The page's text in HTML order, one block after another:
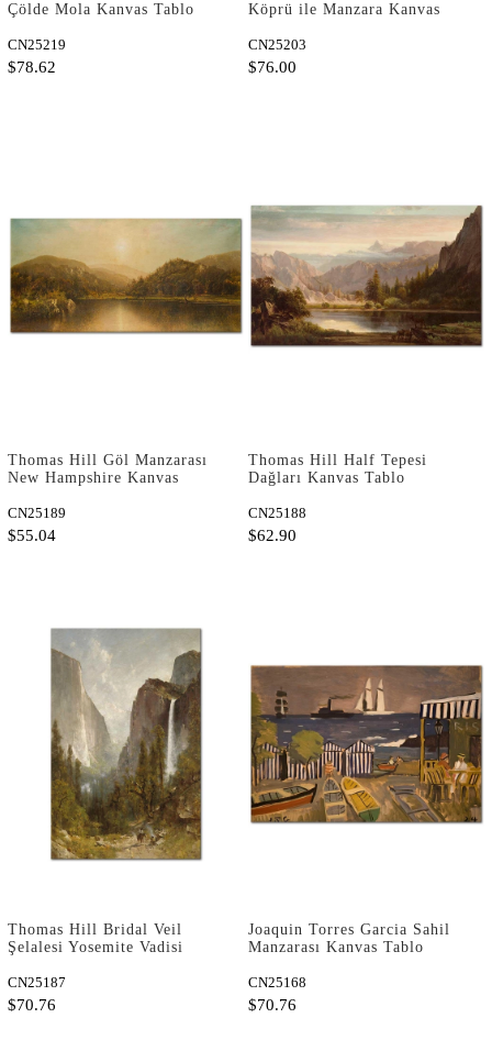
Çölde Mola Kanvas Tablo
CN25219
$78.62
Köprü ile Manzara Kanvas
CN25203
$76.00
Thomas Hill Göl Manzarası
New Hampshire Kanvas
CN25189
$55.04
Thomas Hill Half Tepesi
Dağları Kanvas Tablo
CN25188
$62.90
Thomas Hill Bridal Veil
Şelalesi Yosemite Vadisi
CN25187
$70.76
Joaquin Torres Garcia Sahil
Manzarası Kanvas Tablo
CN25168
$70.76